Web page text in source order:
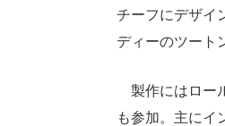
チーフにデザイ
ディーのツート
製作にはロー
も参加。主にイ